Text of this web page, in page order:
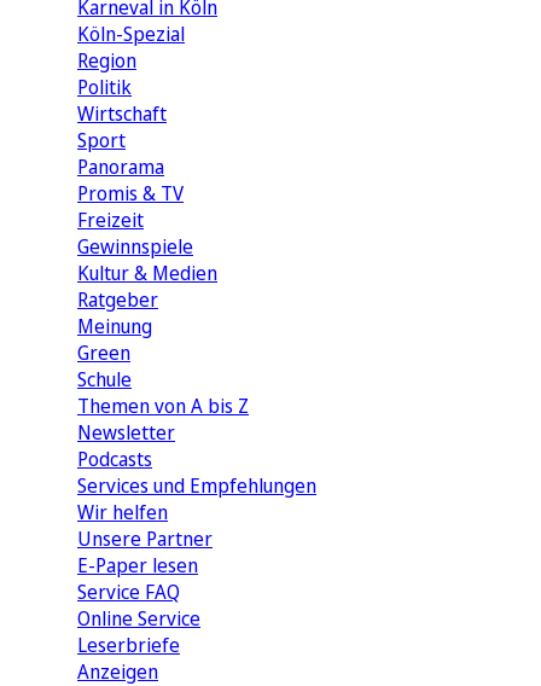
Karneval in Köln
Köln-Spezial
Region
Politik
Wirtschaft
Sport
Panorama
Promis & TV
Freizeit
Gewinnspiele
Kultur & Medien
Ratgeber
Meinung
Green
Schule
Themen von A bis Z
Newsletter
Podcasts
Services und Empfehlungen
Wir helfen
Unsere Partner
E-Paper lesen
Service FAQ
Online Service
Leserbriefe
Anzeigen